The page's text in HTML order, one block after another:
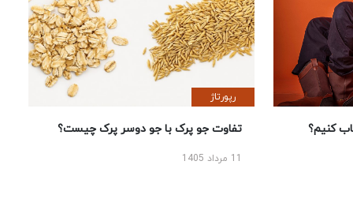
کنیم؟
رپورتاژ
تفاوت جو پرک با جو دوسر پرک چیست؟